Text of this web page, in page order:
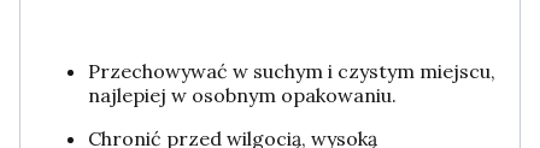
Przechowywać w suchym i czystym miejscu,
najlepiej w osobnym opakowaniu.
Chronić przed wilgocią, wysoką